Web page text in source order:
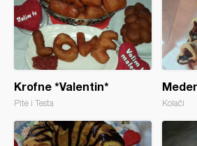
Krofne *Valentin*
Pite i Testa Kolači